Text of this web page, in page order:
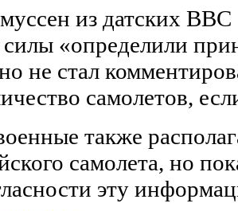
из датских
«определили
не стал
самолетов,
также
самолета, но
эту